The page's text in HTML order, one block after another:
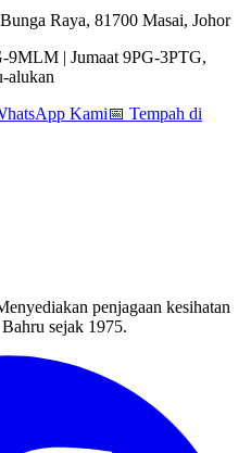
Raya, 81700 Masai, Johor
9MLM | Jumaat 9PG-3PTG,
alukan
Kami📅 Tempah di
penjagaan kesihatan
sejak 1975.